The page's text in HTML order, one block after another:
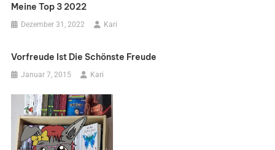
Meine Top 3 2022
Dezember 31, 2022 Kari
Vorfreude Ist Die Schönste Freude
Januar 7, 2015 Kari